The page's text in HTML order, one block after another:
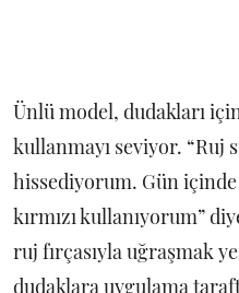
Ünlü model, dudakları
kullanmayı seviyor. “Ruj
hissediyorum. Gün
kırmızı kullanıyorum”
ruj fırçasıyla uğraşmak
dudaklara uygulama